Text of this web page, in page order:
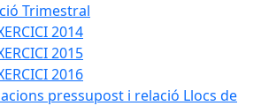
Trimestral
2014
2015
2016
pressupost i relació Llocs de